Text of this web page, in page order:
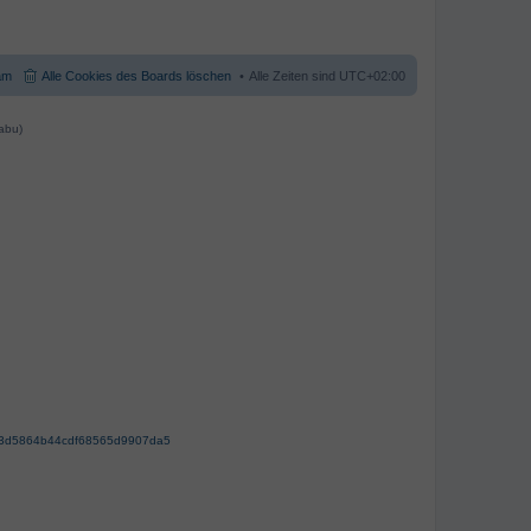
Alle Zeiten sind UTC+02:00
Alle Cookies des Boards löschen